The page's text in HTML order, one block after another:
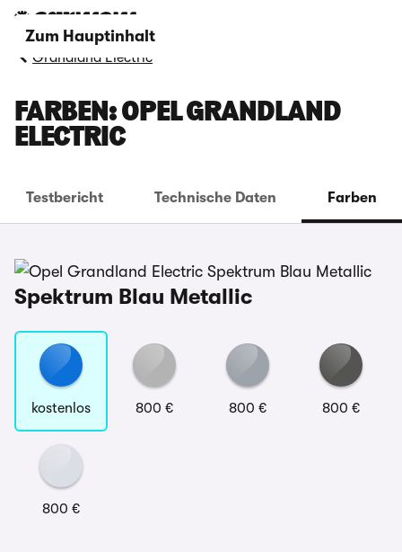
Zum Hauptinhalt
Grandland Electric
FARBEN: OPEL GRANDLAND
ELECTRIC
Testbericht Technische Daten Farben
Spektrum Blau Metallic
kostenlos 800 € 800 € 800 €
800 €